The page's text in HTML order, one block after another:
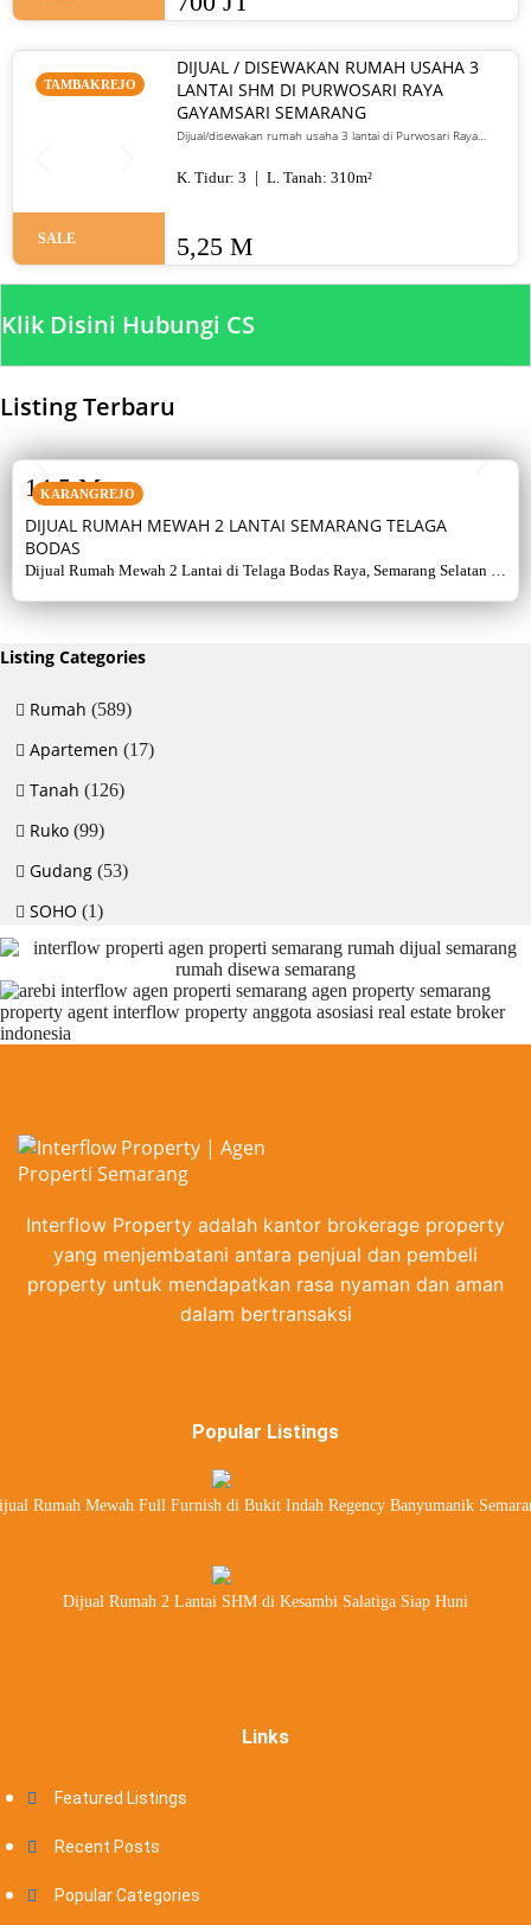
TAMBAKREJO
SALE
DIJUAL / DISEWAKAN RUMAH USAHA 3
LANTAI SHM DI PURWOSARI RAYA
GAYAMSARI SEMARANG
Dijual/disewakan rumah usaha 3 lantai di Purwosari Raya
utama. Jual 5,25 M / sewa 135 juta per tahun.
K. Tidur: 3 L. Tanah: 310m²
5,25 M
Klik Disini Hubungi CS
Listing Terbaru
KARANGREJO
DIJUAL RUMAH MEWAH 2 LANTAI SEMARANG TELAGA
BODAS
Dijual Rumah Mewah 2 Lantai di Telaga Bodas Raya, Semarang Selatan –
listrik 5500 watt, air artetis. Lingkungan asri & strategis.
14,5 M
Listing Categories
Rumah (589)
Apartemen (17)
Tanah (126)
Ruko (99)
Gudang (53)
SOHO (1)
Interflow Property adalah kantor brokerage property
yang menjembatani antara penjual dan pembeli
property untuk mendapatkan rasa nyaman dan aman
dalam bertransaksi
Popular Listings
Rumah Mewah Full Furnish di Bukit Indah Regency Banyumanik
Dijual Rumah 2 Lantai SHM di Kesambi Salatiga Siap Huni
Links
Featured Listings
Recent Posts
Popular Categories